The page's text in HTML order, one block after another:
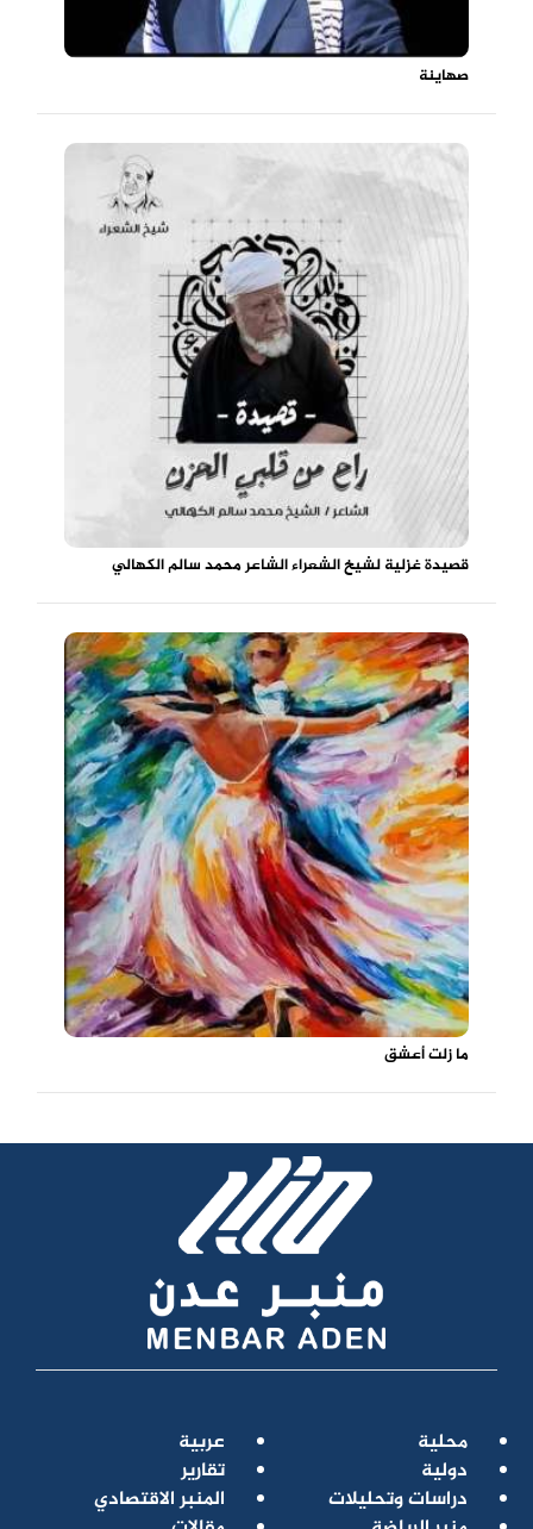
صهاينة
قصيدة غزلية لشيخ الشعراء الشاعر محمد سالم الكهالي
ما زلت أعشق
محلية
عربية
دولية
تقارير
دراسات وتحليلات
المنبر الاقتصادي